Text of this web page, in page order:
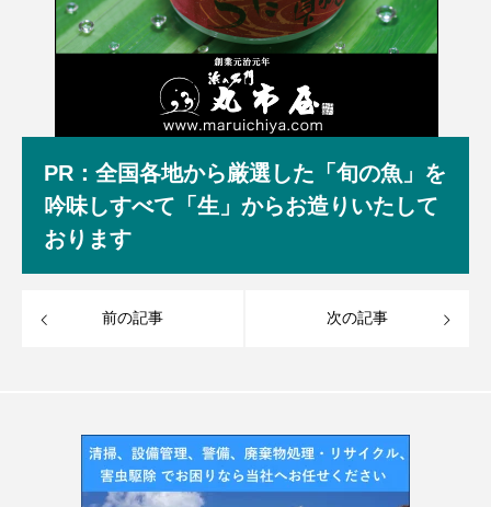
PR：全国各地から厳選した「旬の魚」を
吟味しすべて「生」からお造りいたして
おります
前の記事 次の記事